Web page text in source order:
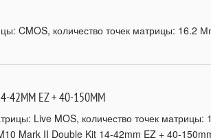
CMOS, количество точек матрицы: 16.2
42MM EZ + 40-150MM
Live MOS, количество точек
Mark II Double Kit 14-42mm EZ + 40-